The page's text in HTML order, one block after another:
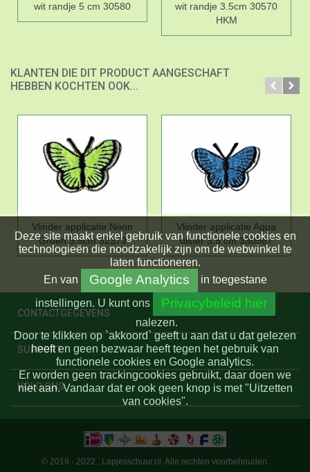
wit randje 5 cm 30580
wit randje 3.5cm 30570
HKM
KLANTEN DIE DIT PRODUCT AANGESCHAFT
HEBBEN KOCHTEN OOK...
Vlinder applicatie Neon
Groen 3.5cm 32373
Vlinder applicatie Aqua
glitter 3.5 cm 330567
CONTACTGEGEVENS
SUPPORT
VOLG ONS
Deze site maakt enkel gebruik van functionele cookies en
technologieën die noodzakelijk zijn om de webwinkel te
laten functioneren.
En van Google Analytics
in toegestane
instellingen. U kunt ons Privacybeleid hier
nalezen.
Door te klikken op `akkoord` geeft u aan dat u dat gelezen
heeft en geen bezwaar heeft tegen het gebruik van
functionele cookies en Google analytics.
Er worden geen trackingcookies gebruikt, daar doen we
niet aan. Vandaar dat er ook geen knop is met "Uitzetten
van cookies".
© 2019 - 2022 . Lapjesschuur.nl. Alle rechten voorbehouden.